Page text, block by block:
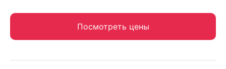
Посмотреть цены